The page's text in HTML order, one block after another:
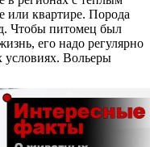
или квартире. Порода
Чтобы питомец был
его надо регулярно
условиях. Вольеры